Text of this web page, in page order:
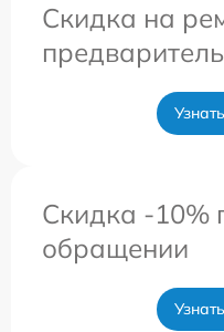
Скидка на
Скидка -10%
обращении